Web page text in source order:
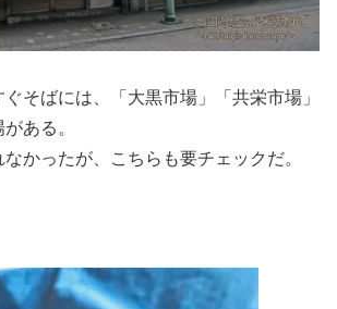
そばには、「大黒市場」「共栄市場」
ある。
かったが、こちらも要チェックだ。